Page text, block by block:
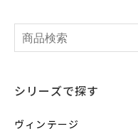
シリーズで探す
ヴィンテージ